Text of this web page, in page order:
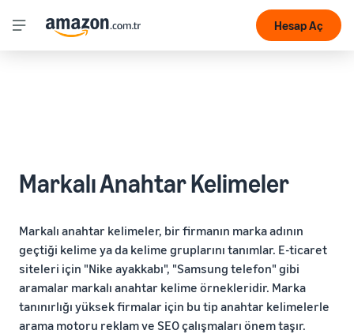
Hesap Aç
Markalı Anahtar Kelimeler
Markalı anahtar kelimeler, bir firmanın marka adının
geçtiği kelime ya da kelime gruplarını tanımlar. E-ticaret
siteleri için "Nike ayakkabı", "Samsung telefon" gibi
aramalar markalı anahtar kelime örnekleridir. Marka
tanınırlığı yüksek firmalar için bu tip anahtar kelimelerle
arama motoru reklam ve SEO çalışmaları önem taşır.